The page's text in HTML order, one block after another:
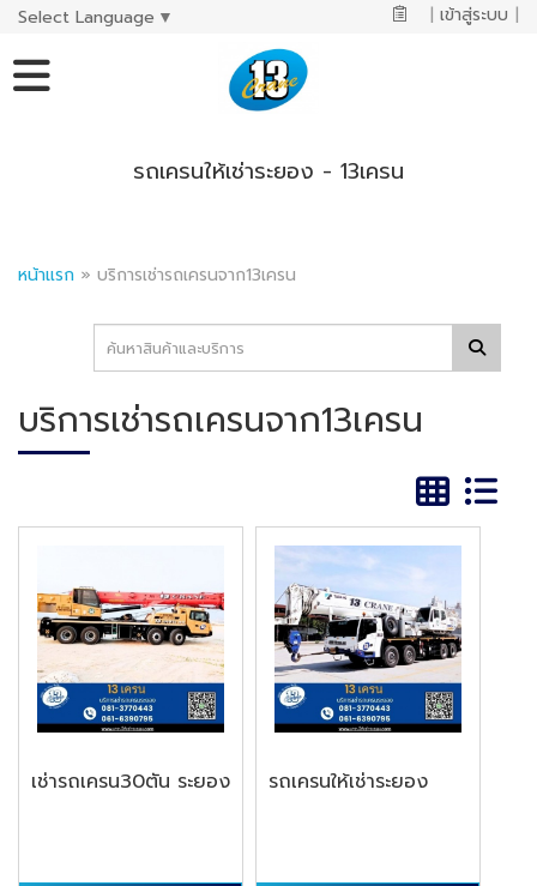
Select Language ▼ | เข้าสู่ระบบ |
รถเครนให้เช่าระยอง - 13เครน
หน้าแรก » บริการเช่ารถเครนจาก13เครน
บริการเช่ารถเครนจาก13เครน
เช่ารถเครน30ตัน ระยอง รถเครนให้เช่าระยอง